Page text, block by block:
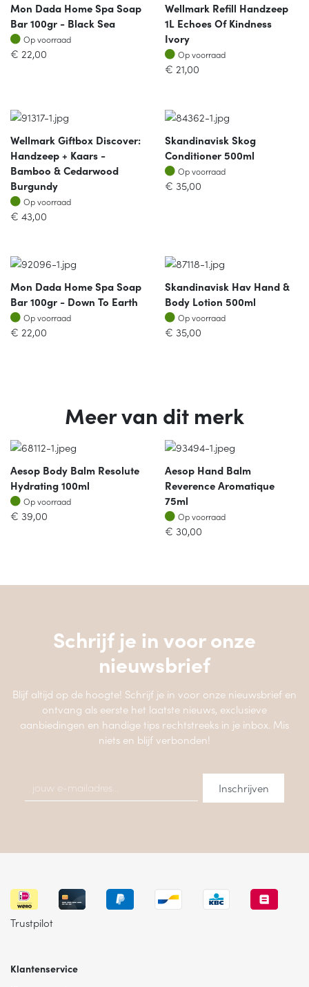
Mon Dada Home Spa Soap
Bar 100gr - Black Sea
Op voorraad
Op voorraad
€ 22,00
Wellmark Refill Handzeep
1L Echoes Of Kindness
Ivory
Op voorraad
Op voorraad
€ 21,00
Wellmark Giftbox Discover:
Handzeep + Kaars -
Bamboo & Cedarwood
Burgundy
Op voorraad
Op voorraad
€ 43,00
Skandinavisk Skog
Conditioner 500ml
Op voorraad
Op voorraad
€ 35,00
Mon Dada Home Spa Soap
Bar 100gr - Down To Earth
Op voorraad
Op voorraad
€ 22,00
Skandinavisk Hav Hand &
Body Lotion 500ml
Op voorraad
Op voorraad
€ 35,00
Meer van dit merk
Aesop Body Balm Resolute
Hydrating 100ml
Op voorraad
Op voorraad
€ 39,00
Aesop Hand Balm
Reverence Aromatique
75ml
Op voorraad
Op voorraad
€ 30,00
Schrijf je in voor onze
nieuwsbrief
Blijf altijd op de hoogte! Schrijf je in voor onze nieuwsbrief en
ontvang als eerste het laatste nieuws, exclusieve
aanbiedingen en handige tips rechtstreeks in je inbox. Mis
niets en blijf verbonden!
Trustpilot
Klantenservice